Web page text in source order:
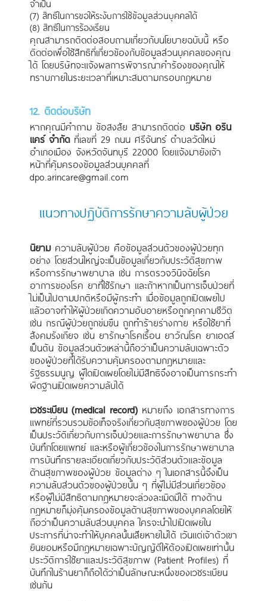
จำเป็น
(7) สิทธิในการขอให้ระงับการใช้ข้อมูลส่วนบุคคลได้
(8) สิทธิในการร้องเรียน
คุณสามารถติดต่อสอบถามเกี่ยวกับนโยบายฉบับนี้ หรือ
ติดต่อเพื่อใช้สิทธิที่เกี่ยวข้องกับข้อมูลส่วนบุคคลของคุณ
ได้ โดยบริษัทจะแจ้งผลการพิจารณาคำร้องของคุณให้
ทราบภายในระยะเวลาที่เหมาะสมตามกรอบกฎหมาย
12. ติดต่อบริษัท
หากคุณมีคำถาม ข้อสงสัย สามารถติดต่อ บริษัท อริน
แคร์ จำกัดที่เลขที่ 29 ถนน ศรีจันทร์ ตำบลวัดใหม่
อำเภอเมือง จังหวัดจันทบุรี 22000 โดยแจ้งมายังเจ้า
หน้าที่คุ้มครองข้อมูลส่วนบุคคลที่
dpo.arincare@gmail.com
แนวทางปฏิบัติการรักษาความลับผู้ป่วย
นิยามความลับผู้ป่วย คือข้อมูลส่วนตัวของผู้ป่วยทุก
อย่าง โดยส่วนใหญ่จะเป็นข้อมูลเกี่ยวกับประวัติสุขภาพ
หรือการรักษาพยาบาล เช่น การตรวจวินิจฉัยโรค
อาการของโรค ยาที่ใช้รักษา และถ้าหากเป็นการเจ็บป่วยที่
ไม่เป็นไปตามปกติหรือมีผู้กระทำ เมื่อข้อมูลถูกเปิดเผยไป
แล้วอาจทำให้ผู้ป่วยเกิดความอับอายหรือถูกคุกคามชีวิต
เช่น กรณีผู้ป่วยถูกข่มขืน ถูกทำร้ายร่างกาย หรือใช้ยาที่
สังคมรังเกียจ เช่น ยารักษาโรคเรื้อน ยาวัณโรค ยาเอดส์
เป็นต้น ข้อมูลส่วนตัวเหล่านี้ถือว่าเป็นความลับเฉพาะตัว
ของผู้ป่วยที่ได้รับความคุ้มครองตามกฎหมายและ
รัฐธรรมนูญ ผู้ใดเปิดเผยโดยไม่มีสิทธิจึงอาจเป็นการกระทำ
ผิดฐานเปิดเผยความลับได้
เวชระเบียน (medical record) หมายถึง เอกสารทางการ
แพทย์ที่รวบรวมข้อเท็จจริงเกี่ยวกับสุขภาพของผู้ป่วย โดย
เป็นประวัติเกี่ยวกับการเจ็บป่วยและการรักษาพยาบาล ซึ่ง
บันทึกโดยแพทย์ และหรือผู้เกี่ยวข้องในการรักษาพยาบาล
การบันทึกรายละเอียดเกี่ยวกับประวัติส่วนตัวและข้อมูล
ด้านสุขภาพของผู้ป่วย ข้อมูลต่าง ๆ ในเอกสารนี้จึงเป็น
ความลับส่วนตัวของผู้ป่วยนั้น ๆ ที่ผู้ไม่มีส่วนเกี่ยวข้อง
หรือผู้ไม่มีสิทธิตามกฎหมายจะล่วงละเมิดมิได้ ทางด้าน
กฎหมายก็มุ่งคุ้มครองข้อมูลด้านสุขภาพของบุคคลโดยให้
ถือว่าเป็นความลับส่วนบุคคล ใครจะนำไปเปิดเผยใน
ประการที่น่าจะทำให้บุคคลนั้นเสียหายไม่ได้ เว้นแต่เจ้าตัวเขา
ยินยอมหรือมีกฎหมายเฉพาะบัญญัติให้ต้องเปิดเผยเท่านั้น
ประวัติการใช้ยาและประวัติสุขภาพ (Patient Profiles) ที่
บันทึกในร้านยาก็ถือได้ว่าเป็นลักษณะหนึ่งของเวชระเบียน
เช่นกัน